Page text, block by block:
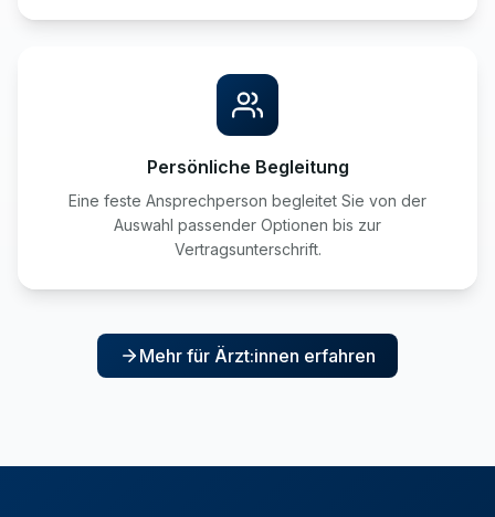
Persönliche Begleitung
Eine feste Ansprechperson begleitet Sie von der
Auswahl passender Optionen bis zur
Vertragsunterschrift.
Mehr für Ärzt:innen erfahren